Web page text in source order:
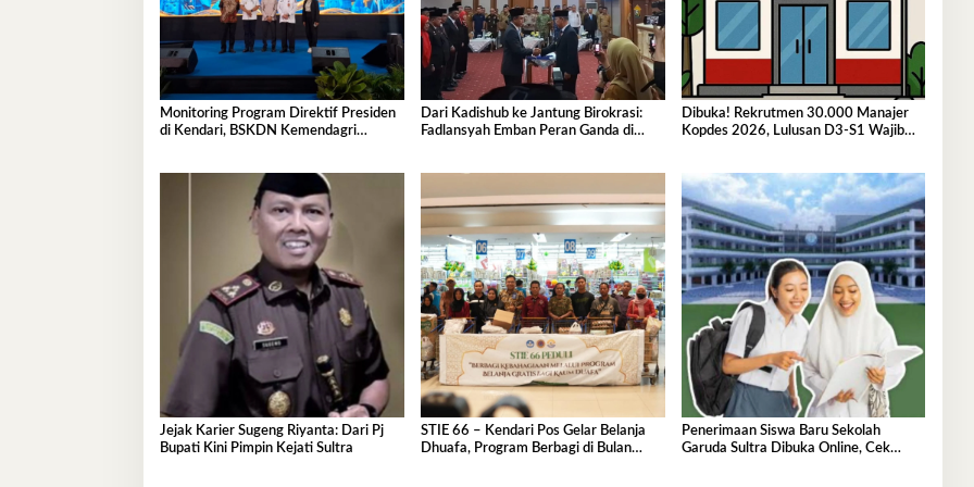
Monitoring Program Direktif Presiden
di Kendari, BSKDN Kemendagri
Dari Kadishub ke Jantung Birokrasi:
Fadlansyah Emban Peran Ganda di
Dibuka! Rekrutmen 30.000 Manajer
Kopdes 2026, Lulusan D3-S1 Wajib
Jejak Karier Sugeng Riyanta: Dari Pj
Bupati Kini Pimpin Kejati Sultra
STIE 66 – Kendari Pos Gelar Belanja
Dhuafa, Program Berbagi di Bulan
Penerimaan Siswa Baru Sekolah
Garuda Sultra Dibuka Online, Cek